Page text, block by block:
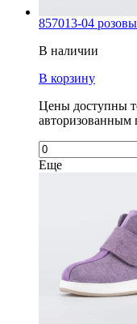
857013-04
В наличии
В корзину
Цены доступны
авторизованным
Еще